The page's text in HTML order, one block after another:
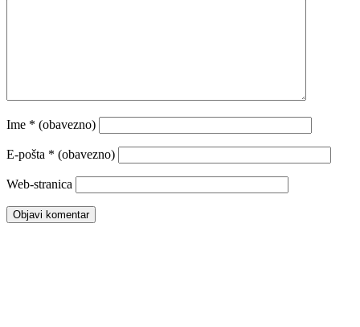
Ime * (obavezno)
E-pošta * (obavezno)
Web-stranica